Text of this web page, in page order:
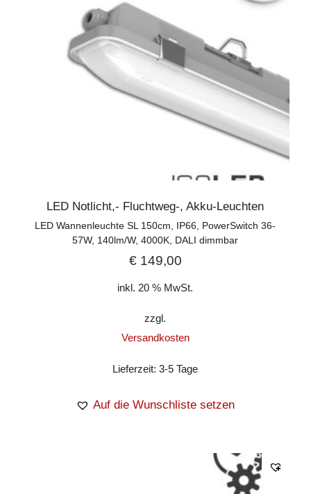
LED Notlicht,- Fluchtweg-, Akku-Leuchten
LED Wannenleuchte SL 150cm, IP66, PowerSwitch 36-
57W, 140lm/W, 4000K, DALI dimmbar
€149,00
inkl. 20 % MwSt.
zzgl.
Versandkosten
Lieferzeit:3-5 Tage
Auf die Wunschliste setzen